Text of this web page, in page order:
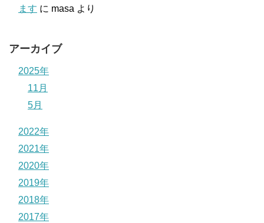
ます に masa より
アーカイブ
2025年
11月
5月
2022年
2021年
2020年
2019年
2018年
2017年